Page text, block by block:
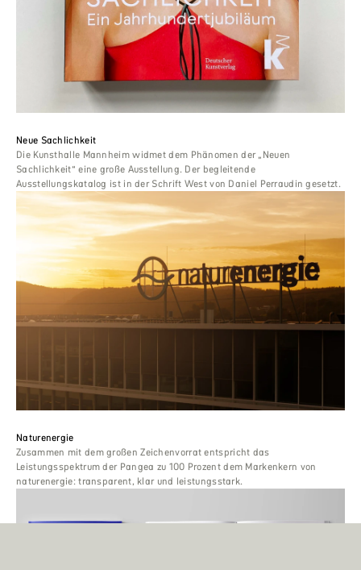
Neue Sachlichkeit
Die Kunsthalle Mannheim widmet dem Phänomen der „Neuen
Sachlichkeit“ eine große Ausstellung. Der begleitende
Ausstellungskatalog ist in der Schrift West von Daniel Perraudin gesetzt.
Naturenergie
Zusammen mit dem großen Zeichenvorrat entspricht das
Leistungsspektrum der Pangea zu 100 Prozent dem Markenkern von
naturenergie: transparent, klar und leistungsstark.